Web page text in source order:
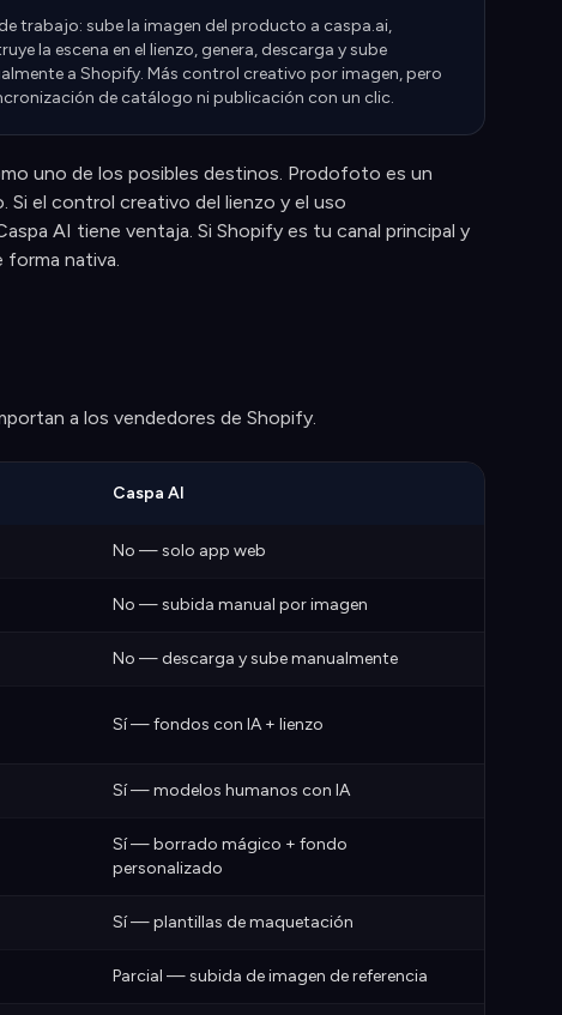
trabajo: sube la imagen del producto a caspa.ai,
la escena en el lienzo, genera, descarga y sube
a Shopify. Más control creativo por imagen, pero
de catálogo ni publicación con un clic.
uno de los posibles destinos. Prodofoto es un
el control creativo del lienzo y el uso
AI tiene ventaja. Si Shopify es tu canal principal y
forma nativa.
a los vendedores de Shopify.
Caspa AI
No — solo app web
No — subida manual por imagen
No — descarga y sube manualmente
Sí — fondos con IA + lienzo
Sí — modelos humanos con IA
Sí — borrado mágico + fondo
personalizado
Sí — plantillas de maquetación
Parcial — subida de imagen de referencia